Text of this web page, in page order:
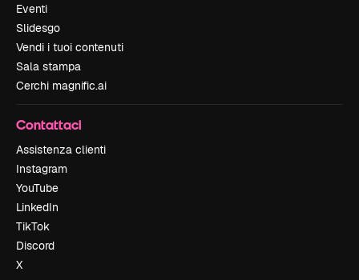
Eventi
Slidesgo
Vendi i tuoi contenuti
Sala stampa
Cerchi magnific.ai
Contattaci
Assistenza clienti
Instagram
YouTube
LinkedIn
TikTok
Discord
X